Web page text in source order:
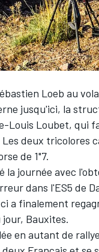
Loeb au
jusqu'ici, la
Louis Loubet, qui
deux tricolores
de 1"7.
la journée avec
dans l'ES5 de
a finalement
Bauxites.
en autant de